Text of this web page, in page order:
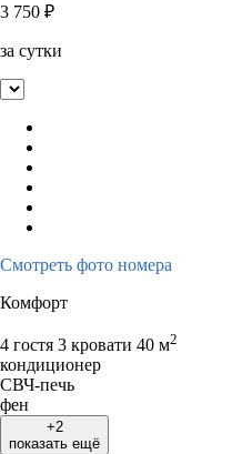
3 750 ₽
за сутки
Смотреть фото номера
Комфорт
4 гостя 3 кровати 40 м2
кондиционер
СВЧ-печь
фен
+2
показать ещё